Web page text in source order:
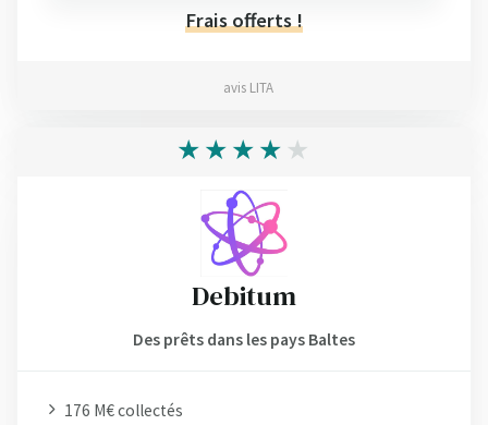
Frais offerts !
avis LITA
Debitum
Des prêts dans les pays Baltes
176 M€ collectés